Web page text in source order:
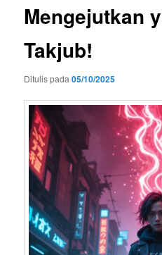
Mengejutkan
Takjub!
Ditulis pada05/10/2025